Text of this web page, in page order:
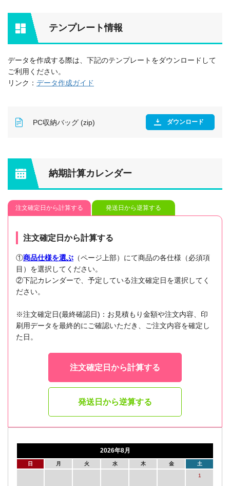
テンプレート情報
データを作成する際は、下記のテンプレートをダウンロードして
ご利用ください。
リンク： データ作成ガイド
PC収納バッグ (zip) ダウンロード
納期計算カレンダー
注文確定日から計算する 発送日から逆算する
注文確定日から計算する
①商品仕様を選ぶ （ページ上部）にて商品の各仕様（必須項
目）を選択してください。
②下記カレンダーで、予定している注文確定日を選択してく
ださい。
※注文確定日(最終確認日)：お見積もり金額や注文内容、印
刷用データを最終的にご確認いただき、ご注文内容を確定し
た日。
注文確定日から計算する
発送日から逆算する
2026年8月
日 月 火 水 木 金 土
1